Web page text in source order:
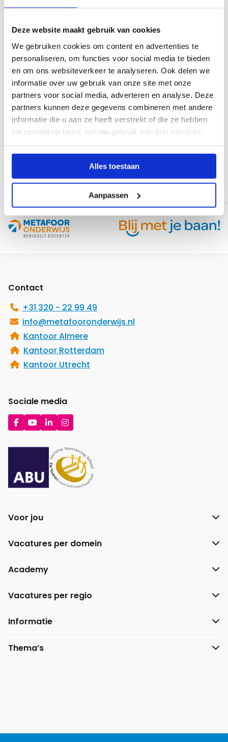
Deze website maakt gebruik van cookies
We gebruiken cookies om content en advertenties te
personaliseren, om functies voor social media te bieden
en om ons websiteverkeer te analyseren. Ook delen we
informatie over uw gebruik van onze site met onze
partners voor social media, adverteren en analyse. Deze
partners kunnen deze gegevens combineren met andere
informatie die u aan ze heeft verstrekt of die ze hebben
verzameld op basis van uw gebruik van hun services.
Alles toestaan
Aanpassen
6 formatietips: begin op tijd en houd grip bij
onzekerheid
op
en
houd
grip
bij
onzekerheid
05-02-2026
snelheid, maar om scherpe keuzes”
Lees
meer
over
Formatie-
vraagt
om
snelheid,
om
scherpe
keuzes”
Contact
+31 320 - 22 99 49
info@metafooronderwijs.nl
Kantoor Almere
Kantoor Rotterdam
Kantoor Utrecht
Sociale media
Ga
naar
Facebook
Ga
naar
YouTube
Ga
naar
LinkedIn
Ga
naar
Instagram
Voor jou
Vacatures per domein
Academy
Vacatures per regio
Informatie
Thema’s